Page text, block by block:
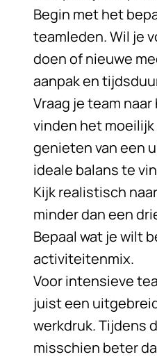
Begin met het
teamleden. Wil je
doen of nieuwe
aanpak en
Vraag je team
vinden het
genieten van een
ideale balans te
Kijk realistisch
minder dan een
Bepaal wat je wilt
activiteitenmix.
Voor intensieve
juist een
werkdruk. Tijdens
misschien beter